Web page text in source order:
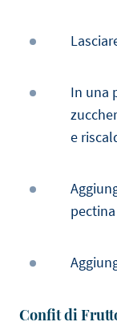
In una
e
Confit di